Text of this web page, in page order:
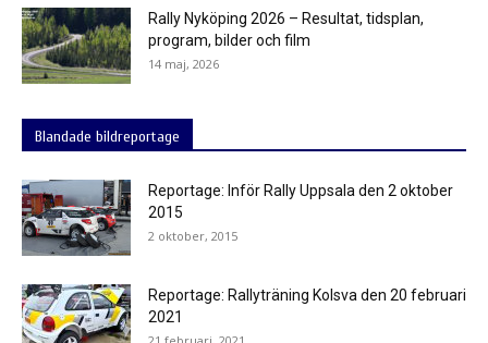
Rally Nyköping 2026 – Resultat, tidsplan,
program, bilder och film
14 maj, 2026
Blandade bildreportage
Reportage: Inför Rally Uppsala den 2 oktober
2015
2 oktober, 2015
Reportage: Rallyträning Kolsva den 20 februari
2021